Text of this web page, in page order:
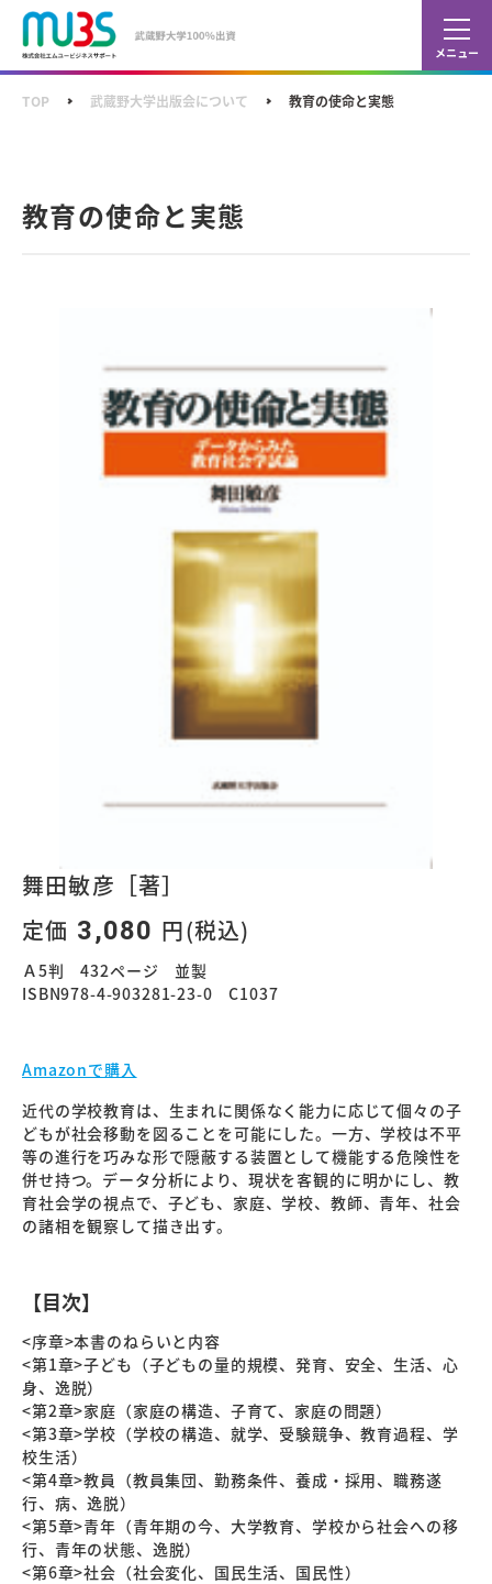
カ
シ
TOP 武蔵野大学出版会について 教育の使命と実態
教育の使命と実態
舞田敏彦［著］
定価 3,080 円(税込)
Ａ5判 432ページ 並製
ISBN978-4-903281-23-0 C1037
Amazonで購入
近代の学校教育は、生まれに関係なく能力に応じて個々の子
どもが社会移動を図ることを可能にした。一方、学校は不平
等の進行を巧みな形で隠蔽する装置として機能する危険性を
併せ持つ。データ分析により、現状を客観的に明かにし、教
育社会学の視点で、子ども、家庭、学校、教師、青年、社会
の諸相を観察して描き出す。
【目次】
<序章>本書のねらいと内容
<第1章>子ども（子どもの量的規模、発育、安全、生活、心
身、逸脱）
<第2章>家庭（家庭の構造、子育て、家庭の問題）
<第3章>学校（学校の構造、就学、受験競争、教育過程、学
校生活）
<第4章>教員（教員集団、勤務条件、養成・採用、職務遂
行、病、逸脱）
<第5章>青年（青年期の今、大学教育、学校から社会への移
行、青年の状態、逸脱）
<第6章>社会（社会変化、国民生活、国民性）